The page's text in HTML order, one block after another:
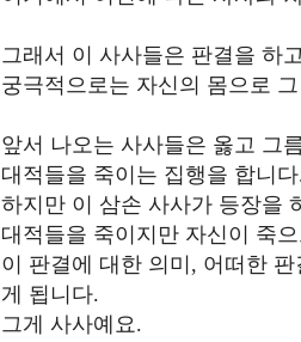
그래서 이 사사들은 판결을 하
궁극적으로는 자신의 몸으로
앞서 나오는 사사들은 옳고 그
대적들을 죽이는 집행을 합니
하지만 이 삼손 사사가 등장을
대적들을 죽이지만 자신이 죽
이 판결에 대한 의미, 어떠한
게 됩니다.
그게 사사예요.